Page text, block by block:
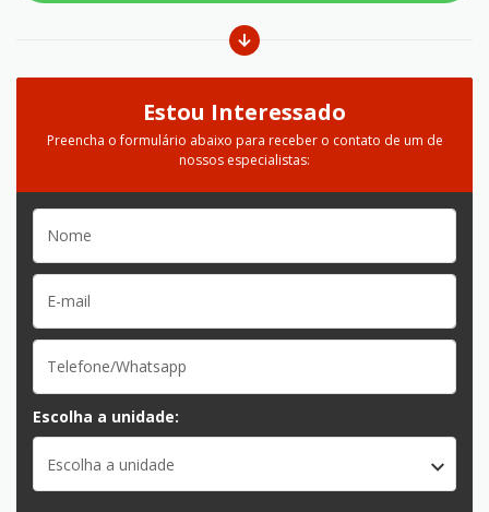
Estou Interessado
Preencha o formulário abaixo para receber o contato de um de
nossos especialistas:
Escolha a unidade:
Escolha a unidade